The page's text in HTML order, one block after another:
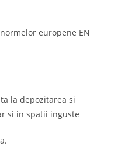
europene EN
la depozitarea si
si in spatii inguste